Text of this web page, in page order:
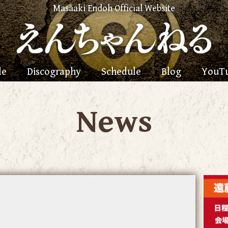
Masaaki Endoh Official Website
Discography Schedule Blog
News